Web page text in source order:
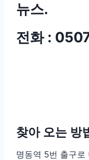
뉴스.
전화 :
찾아 오는 방
명동역 5번 출구